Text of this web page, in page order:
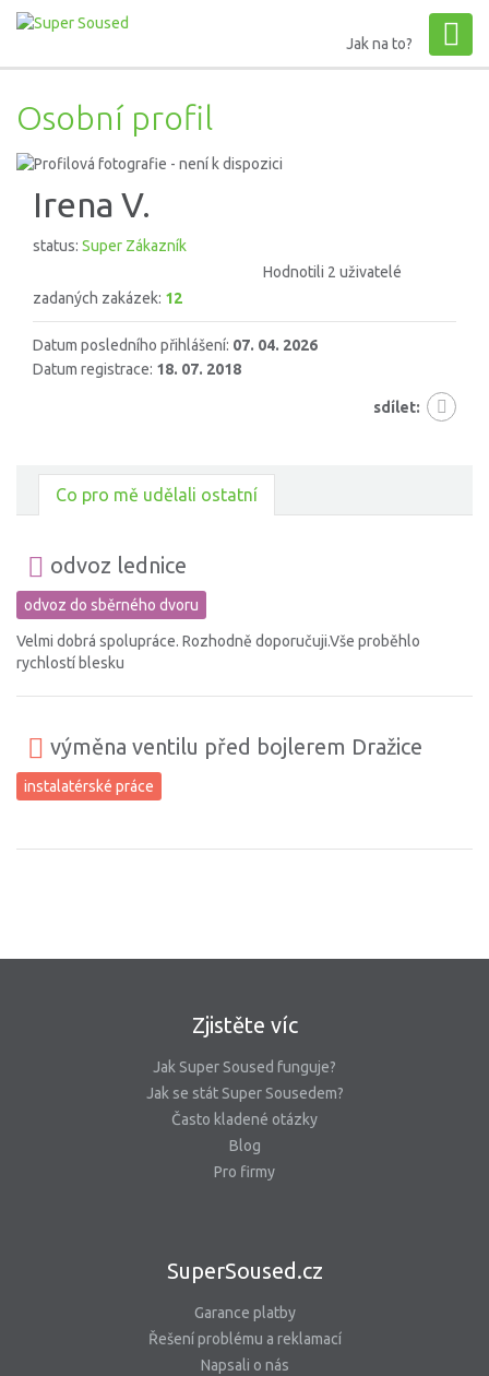
Jak na to?
Osobní profil
Irena V.
status: Super Zákazník
Hodnotili 2 uživatelé
zadaných zakázek: 12
Datum posledního přihlášení: 07. 04. 2026
Datum registrace: 18. 07. 2018
sdílet:
Co pro mě udělali ostatní
odvoz lednice
odvoz do sběrného dvoru
Velmi dobrá spolupráce. Rozhodně doporučuji.Vše proběhlo
rychlostí blesku
výměna ventilu před bojlerem Dražice
instalatérské práce
Zjistěte víc
Jak Super Soused funguje?
Jak se stát Super Sousedem?
Často kladené otázky
Blog
Pro firmy
SuperSoused.cz
Garance platby
Řešení problému a reklamací
Napsali o nás